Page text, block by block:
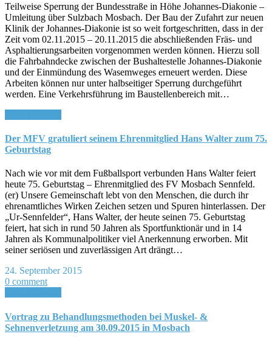
Teilweise Sperrung der Bundesstraße in Höhe Johannes-Diakonie –
Umleitung über Sulzbach Mosbach. Der Bau der Zufahrt zur neuen
Klinik der Johannes-Diakonie ist so weit fortgeschritten, dass in der
Zeit vom 02.11.2015 – 20.11.2015 die abschließenden Fräs- und
Asphaltierungsarbeiten vorgenommen werden können. Hierzu soll
die Fahrbahndecke zwischen der Bushaltestelle Johannes-Diakonie
und der Einmündung des Wasemweges erneuert werden. Diese
Arbeiten können nur unter halbseitiger Sperrung durchgeführt
werden. Eine Verkehrsführung im Baustellenbereich mit…
Der MFV gratuliert seinem Ehrenmitglied Hans Walter zum 75.
Geburtstag
Nach wie vor mit dem Fußballsport verbunden Hans Walter feiert
heute 75. Geburtstag – Ehrenmitglied des FV Mosbach Sennfeld.
(er) Unsere Gemeinschaft lebt von den Menschen, die durch ihr
ehrenamtliches Wirken Zeichen setzen und Spuren hinterlassen. Der
„Ur-Sennfelder“, Hans Walter, der heute seinen 75. Geburtstag
feiert, hat sich in rund 50 Jahren als Sportfunktionär und in 14
Jahren als Kommunalpolitiker viel Anerkennung erworben. Mit
seiner seriösen und zuverlässigen Art drängt…
24. September 2015
0 comment
Vortrag zu Behandlungsmethoden bei Muskel- &
Sehnenverletzung am 30.09.2015 in Mosbach